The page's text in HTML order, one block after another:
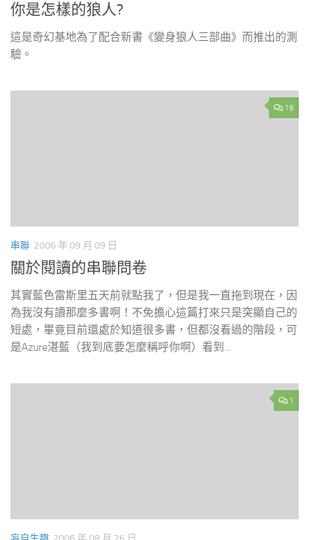
你是怎樣的狼人?
這是奇幻基地為了配合新書《變身狼人三部曲》而推出的測
驗。
19
串聯 2006 年 09 月 09 日
關於閱讀的串聯問卷
其實藍色雷斯里五天前就點我了，但是我一直拖到現在，因
為我沒有讀那麼多書啊！不免擔心這篇打來只是突顯自己的
短處，畢竟目前還處於知道很多書，但都沒看過的階段，可
是Azure湛藍（我到底要怎麼稱呼你啊）看到...
1